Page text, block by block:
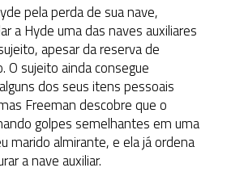
pela perda de sua nave,
a Hyde uma das naves auxiliares
apesar da reserva de
O sujeito ainda consegue
dos seus itens pessoais
Freeman descobre que o
golpes semelhantes em uma
marido almirante, e ela já ordena
a nave auxiliar.